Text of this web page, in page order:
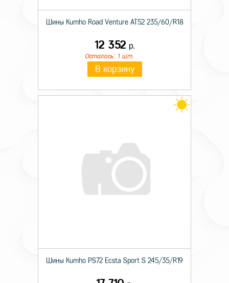
Шины Kumho Road Venture AT52 235/60/R18
12 352 р.
Осталось: 1 шт.
В корзину
Шины Kumho PS72 Ecsta Sport S 245/35/R19